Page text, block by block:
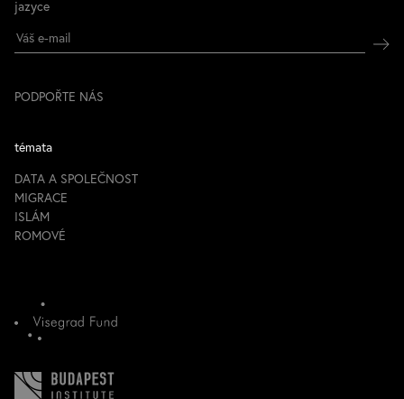
jazyce
PODPOŘTE NÁS
témata
DATA A SPOLEČNOST
MIGRACE
ISLÁM
ROMOVÉ